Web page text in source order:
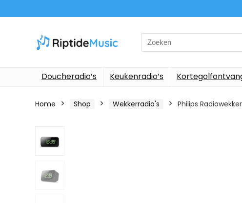
Search
for:
Doucheradio’s Keukenradio’s
Home Shop Wekkerradio's Philips